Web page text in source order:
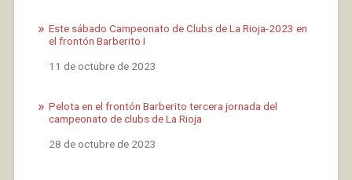
Este sábado Campeonato de Clubs de La Rioja-2023 en
el frontón Barberito I
Fecha
11 de octubre de 2023
Pelota en el frontón Barberito tercera jornada del
campeonato de clubs de La Rioja
Fecha
28 de octubre de 2023